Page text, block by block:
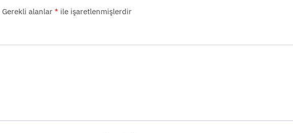
Gerekli alanlar * ile işaretlenmişlerdir